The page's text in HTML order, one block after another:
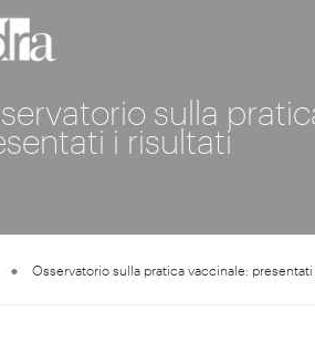
sulla
i risultati
Osservatorio sulla pratica vaccinale: